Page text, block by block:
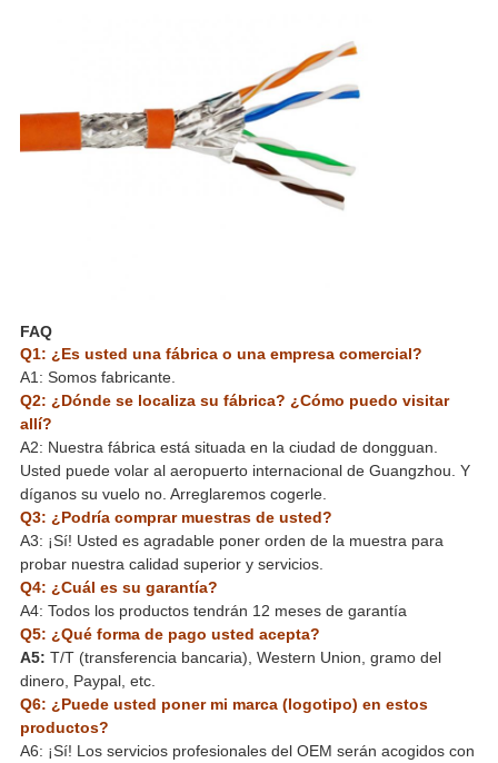
FAQ
Q1: ¿Es usted una fábrica o una empresa comercial?
A1: Somos fabricante.
Q2: ¿Dónde se localiza su fábrica? ¿Cómo puedo visitar
allí?
A2: Nuestra fábrica está situada en la ciudad de dongguan.
Usted puede volar al aeropuerto internacional de Guangzhou. Y
díganos su vuelo no. Arreglaremos cogerle.
Q3: ¿Podría comprar muestras de usted?
A3: ¡Sí! Usted es agradable poner orden de la muestra para
probar nuestra calidad superior y servicios.
Q4: ¿Cuál es su garantía?
A4: Todos los productos tendrán 12 meses de garantía
Q5: ¿Qué forma de pago usted acepta?
A5: T/T (transferencia bancaria), Western Union, gramo del
dinero, Paypal, etc.
Q6: ¿Puede usted poner mi marca (logotipo) en estos
productos?
A6: ¡Sí! Los servicios profesionales del OEM serán acogidos con